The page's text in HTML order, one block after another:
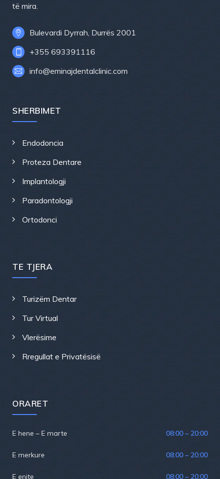
të mira.
Bulevardi Dyrrah, Durrës 2001
+355 693391116
info@eminajdentalclinic.com
SHERBIMET
Endodoncia
Proteza Dentare
Implantologji
Paradontologji
Ortodonci
TE TJERA
Turizëm Dentar
Tur Virtual
Vlerësime
Rregullat e Privatësisë
ORARET
E hene – E marte 08:00 – 20:00
E merkure 08:00 – 20:00
E enjte 08:00 – 20:00